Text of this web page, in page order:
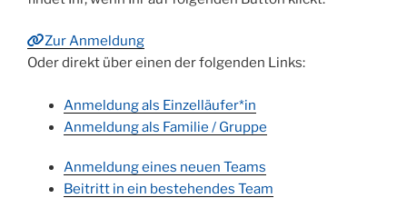
Zur Anmeldung
Oder direkt über einen der folgenden Links:
Anmeldung als Einzelläufer*in
Anmeldung als Familie / Gruppe
Anmeldung eines neuen Teams
Beitritt in ein bestehendes Team